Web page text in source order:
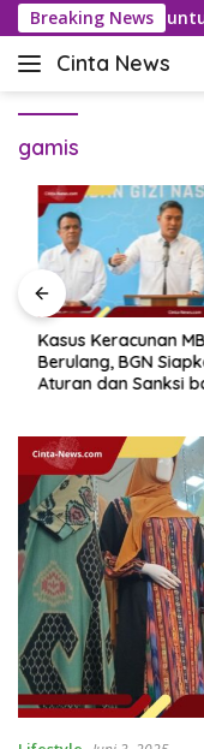
Langsung
ke
konten
Breaking News
Bebas Visa untuk
Cinta News
Cinta
Kabar
Terkini,
Penuh
Inspirasi!
gamis
Kasus Keracunan MBG
Berulang, BGN Siapkan
Aturan dan Sanksi bagi